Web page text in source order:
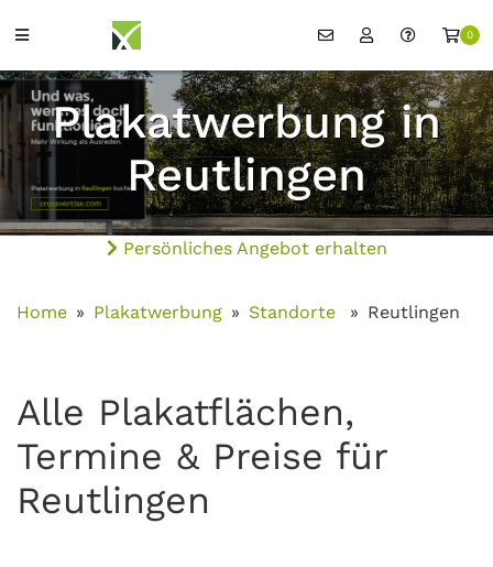
0
Plakatwerbung in
Reutlingen
Persönliches Angebot erhalten
Home Plakatwerbung Standorte Reutlingen
Alle Plakatflächen,
Termine & Preise für
Reutlingen